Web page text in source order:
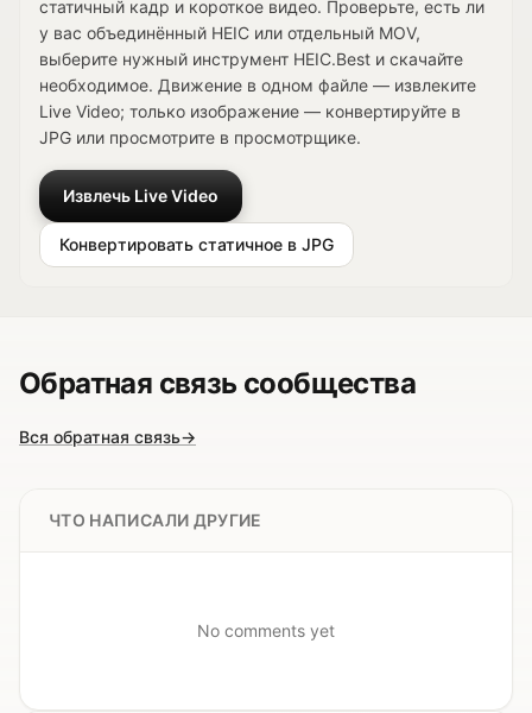
статичный кадр и короткое видео. Проверьте, есть ли
у вас объединённый HEIC или отдельный MOV,
выберите нужный инструмент HEIC.Best и скачайте
необходимое. Движение в одном файле — извлеките
Live Video; только изображение — конвертируйте в
JPG или просмотрите в просмотрщике.
Извлечь Live Video
Конвертировать статичное в JPG
Обратная связь сообщества
Вся обратная связь→
ЧТО НАПИСАЛИ ДРУГИЕ
No comments yet